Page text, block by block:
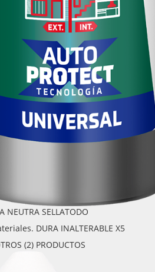
NEUTRA SELLATODO
DURA INALTERABLE X5
(2) PRODUCTOS